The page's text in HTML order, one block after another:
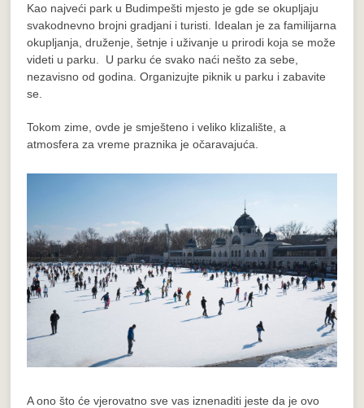
Kao najveći park u Budimpešti mjesto je gde se okupljaju
svakodnevno brojni gradjani i turisti. Idealan je za familijarna
okupljanja, druženje, šetnje i uživanje u prirodi koja se može
videti u parku. U parku će svako naći nešto za sebe,
nezavisno od godina. Organizujte piknik u parku i zabavite
se.
Tokom zime, ovde je smješteno i veliko klizalište, a
atmosfera za vreme praznika je očaravajuća.
A ono što će vjerovatno sve vas iznenaditi jeste da je ovo